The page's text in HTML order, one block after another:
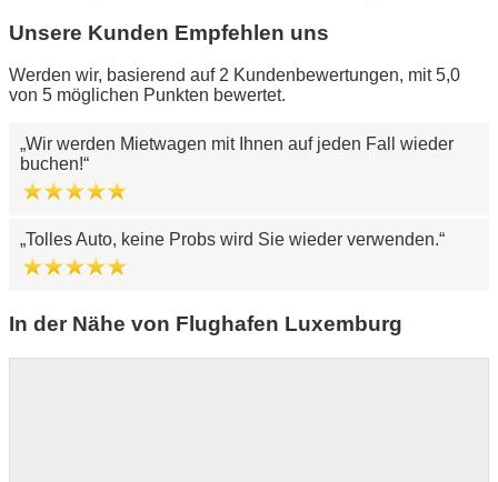
Unsere Kunden Empfehlen uns
Werden wir, basierend auf 2 Kundenbewertungen, mit 5,0
von 5 möglichen Punkten bewertet.
Wir werden Mietwagen mit Ihnen auf jeden Fall wieder
buchen!
Tolles Auto, keine Probs wird Sie wieder verwenden.
In der Nähe von Flughafen Luxemburg